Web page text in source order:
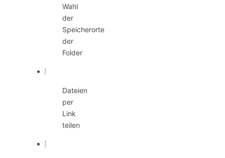
Wahl
der
Speicherorte
der
Folder
Dateien
per
Link
teilen